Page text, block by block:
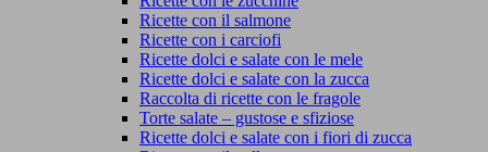
Ricette con il salmone
Ricette con i carciofi
Ricette dolci e salate con le mele
Ricette dolci e salate con la zucca
Raccolta di ricette con le fragole
Torte salate – gustose e sfiziose
Ricette dolci e salate con i fiori di zucca